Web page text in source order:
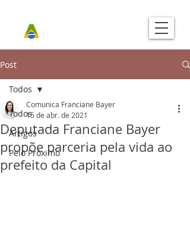
Post
Todos
Artigos
Pelo Próximo
Todos
Deputada Franciane Bayer
propõe parceria pela vida ao
prefeito da Capital
Comunica Franciane Bayer
15 de abr. de 2021